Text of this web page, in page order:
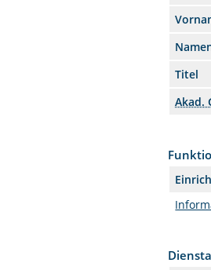
Titel
Akad.